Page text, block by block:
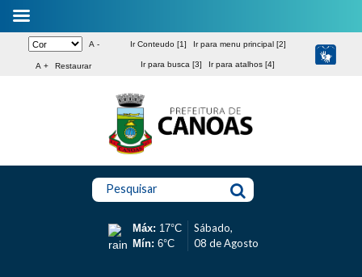
A -
A + Restaurar
Ir Conteudo [1] Ir para menu principal [2]
Ir para busca [3] Ir para atalhos [4]
Pesquisar
Máx: 17°C
Mín: 6°C
Sábado,
08 de Agosto